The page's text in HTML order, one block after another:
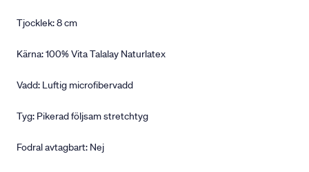
Tjocklek: 8 cm
Kärna: 100% Vita Talalay Naturlatex
Vadd: Luftig microfibervadd
Tyg: Pikerad följsam stretchtyg
Fodral avtagbart: Nej